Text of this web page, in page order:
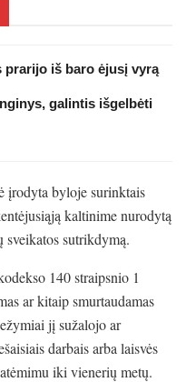
prarijo iš baro ėjusį vyrą
galintis išgelbėti
įrodyta byloje surinktais
kaltinime nurodytą
sveikatos sutrikdymą.
140 straipsnio 1
ar kitaip smurtaudamas
jį sužalojo ar
darbais arba laisvės
iki vienerių metų.